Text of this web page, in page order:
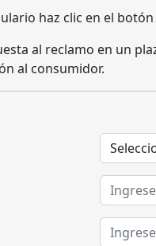
haz clic en el
al reclamo en un
al consumidor.